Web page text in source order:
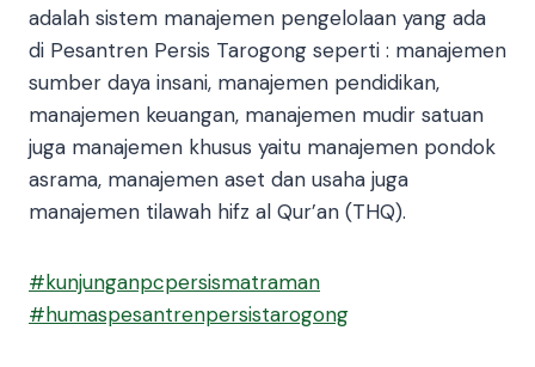
adalah sistem manajemen pengelolaan yang ada
di Pesantren Persis Tarogong seperti : manajemen
sumber daya insani, manajemen pendidikan,
manajemen keuangan, manajemen mudir satuan
juga manajemen khusus yaitu manajemen pondok
asrama, manajemen aset dan usaha juga
manajemen tilawah hifz al Qur’an (THQ).
#kunjunganpcpersismatraman
#humaspesantrenpersistarogong